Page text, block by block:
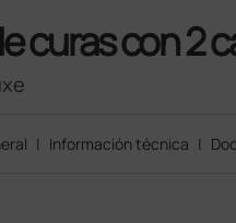
curas con 2
| Información técnica |